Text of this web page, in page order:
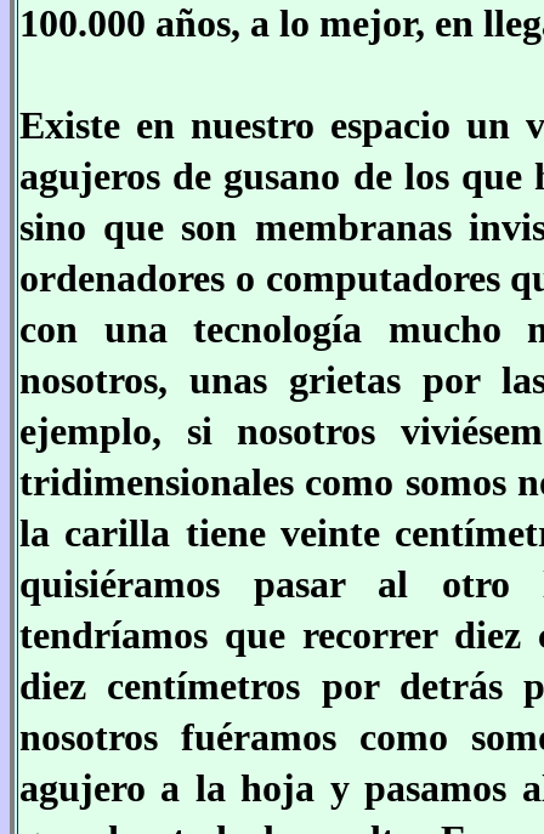
100.000 años, a lo mejor, en
Existe en nuestro espacio un
agujeros de gusano de los
sino que son membranas
ordenadores o computadores
con una tecnología mucho
nosotros, unas grietas por
ejemplo, si nosotros
tridimensionales como somos
la carilla tiene veinte
quisiéramos pasar al otro
tendríamos que recorrer
diez centímetros por
nosotros fuéramos como
agujero a la hoja y pasamos